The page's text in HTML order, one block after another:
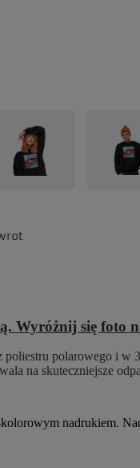
Wyróżnij się foto
polarowego i w
na skuteczniejsze
nadrukiem.